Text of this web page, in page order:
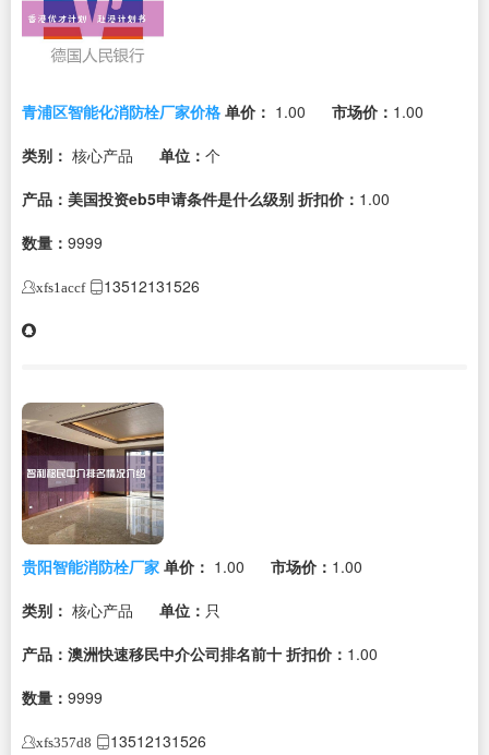
青浦区智能化消防栓厂家价格 单价： 1.00 市场价： 1.00
类别： 核心产品 单位： 个
产品：美国投资eb5申请条件是什么级别 折扣价： 1.00
数量： 9999
xfs1accf 13512131526
贵阳智能消防栓厂家 单价： 1.00 市场价： 1.00
类别： 核心产品 单位： 只
产品：澳洲快速移民中介公司排名前十 折扣价： 1.00
数量： 9999
xfs357d8 13512131526